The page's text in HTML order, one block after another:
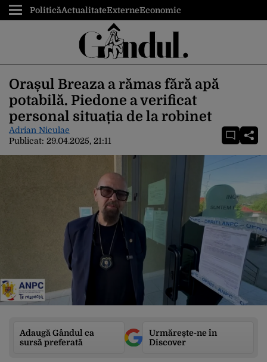
PoliticăActualitateExterneEconomic
Orașul Breaza a rămas fără apă
potabilă. Piedone a verificat
personal situația de la robinet
Adrian Niculae
Publicat: 29.04.2025, 21:11
Adaugă Gândul ca
sursă preferată
Urmărește-ne în
Discover